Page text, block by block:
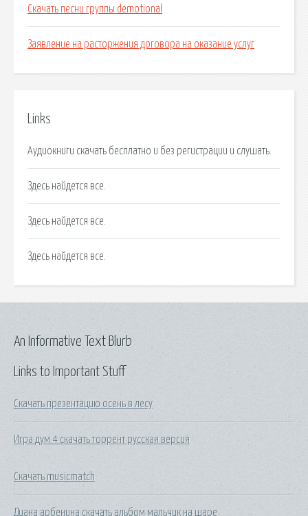
Скачать песни группы demotional
Заявление на расторжения договора на оказание услуг
Links
Аудиокниги скачать бесплатно и без регистрации и слушать.
Здесь найдется все.
Здесь найдется все.
Здесь найдется все.
Links to Important Stuff
Скачать презентацию осень в лесу
Игра дум 4 скачать торрент русская версия
Скачать musicmatch
Диана арбенина скачать альбом мальчик на шаре
An Informative Text Blurb